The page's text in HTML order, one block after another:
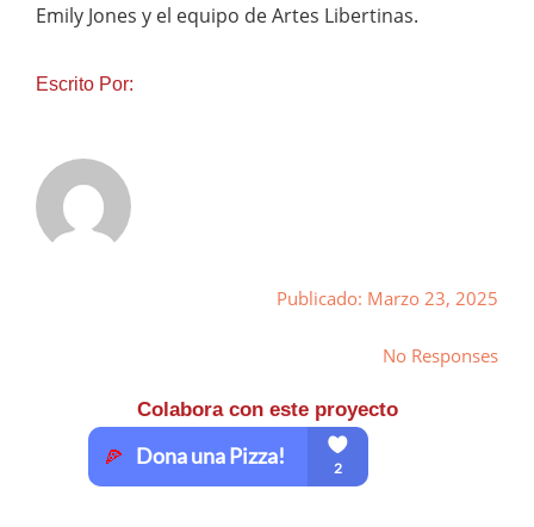
Emily Jones y el equipo de Artes Libertinas.
Escrito Por:
Publicado: Marzo 23, 2025
No Responses
Colabora con este proyecto